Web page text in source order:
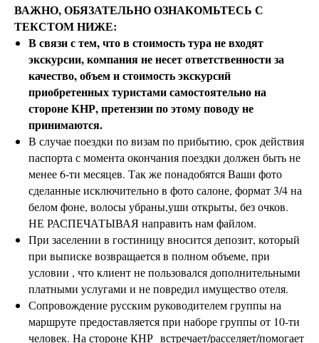
ВАЖНО, ОБЯЗАТЕЛЬНО ОЗНАКОМЬТЕСЬ С
ТЕКСТОМ НИЖЕ:
В связи с тем, что в стоимость тура не входят
экскурсии, компания не несет ответственности за
качество, объем и стоимость экскурсий
приобретенных туристами самостоятельно на
стороне КНР, претензии по этому поводу не
принимаются.
В случае поездки по визам по прибытию, срок действия
паспорта с момента окончания поездки должен быть не
менее 6-ти месяцев. Так же понадобятся Ваши фото
сделанные исключительно в фото салоне, формат 3/4 на
белом фоне, волосы убраны,уши открыты, без очков.
НЕ РАСПЕЧАТЫВАЯ направить нам файлом.
При заселении в гостиницу вносится депозит, который
при выписке возвращается в полном объеме, при
условии , что клиент не пользовался дополнительными
платными услугами и не повредил имущество отеля.
Сопровождение русским руководителем группы на
маршруте предоставляется при наборе группы от 10-ти
человек. На стороне КНР встречает/расселяет/помогает